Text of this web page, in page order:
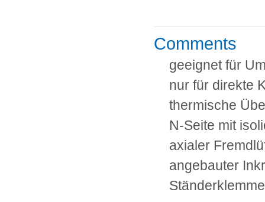
Comments
geeignet für
nur für direkte
thermische
N-Seite mit
axialer
angebauter